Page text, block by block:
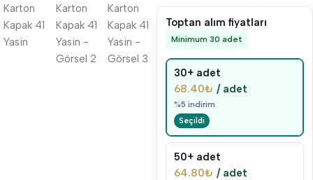
Toptan alım fiyatları
Minimum 30 adet
30+ adet
68.40₺ / adet
%5 indirim
50+ adet
64.80₺ / adet